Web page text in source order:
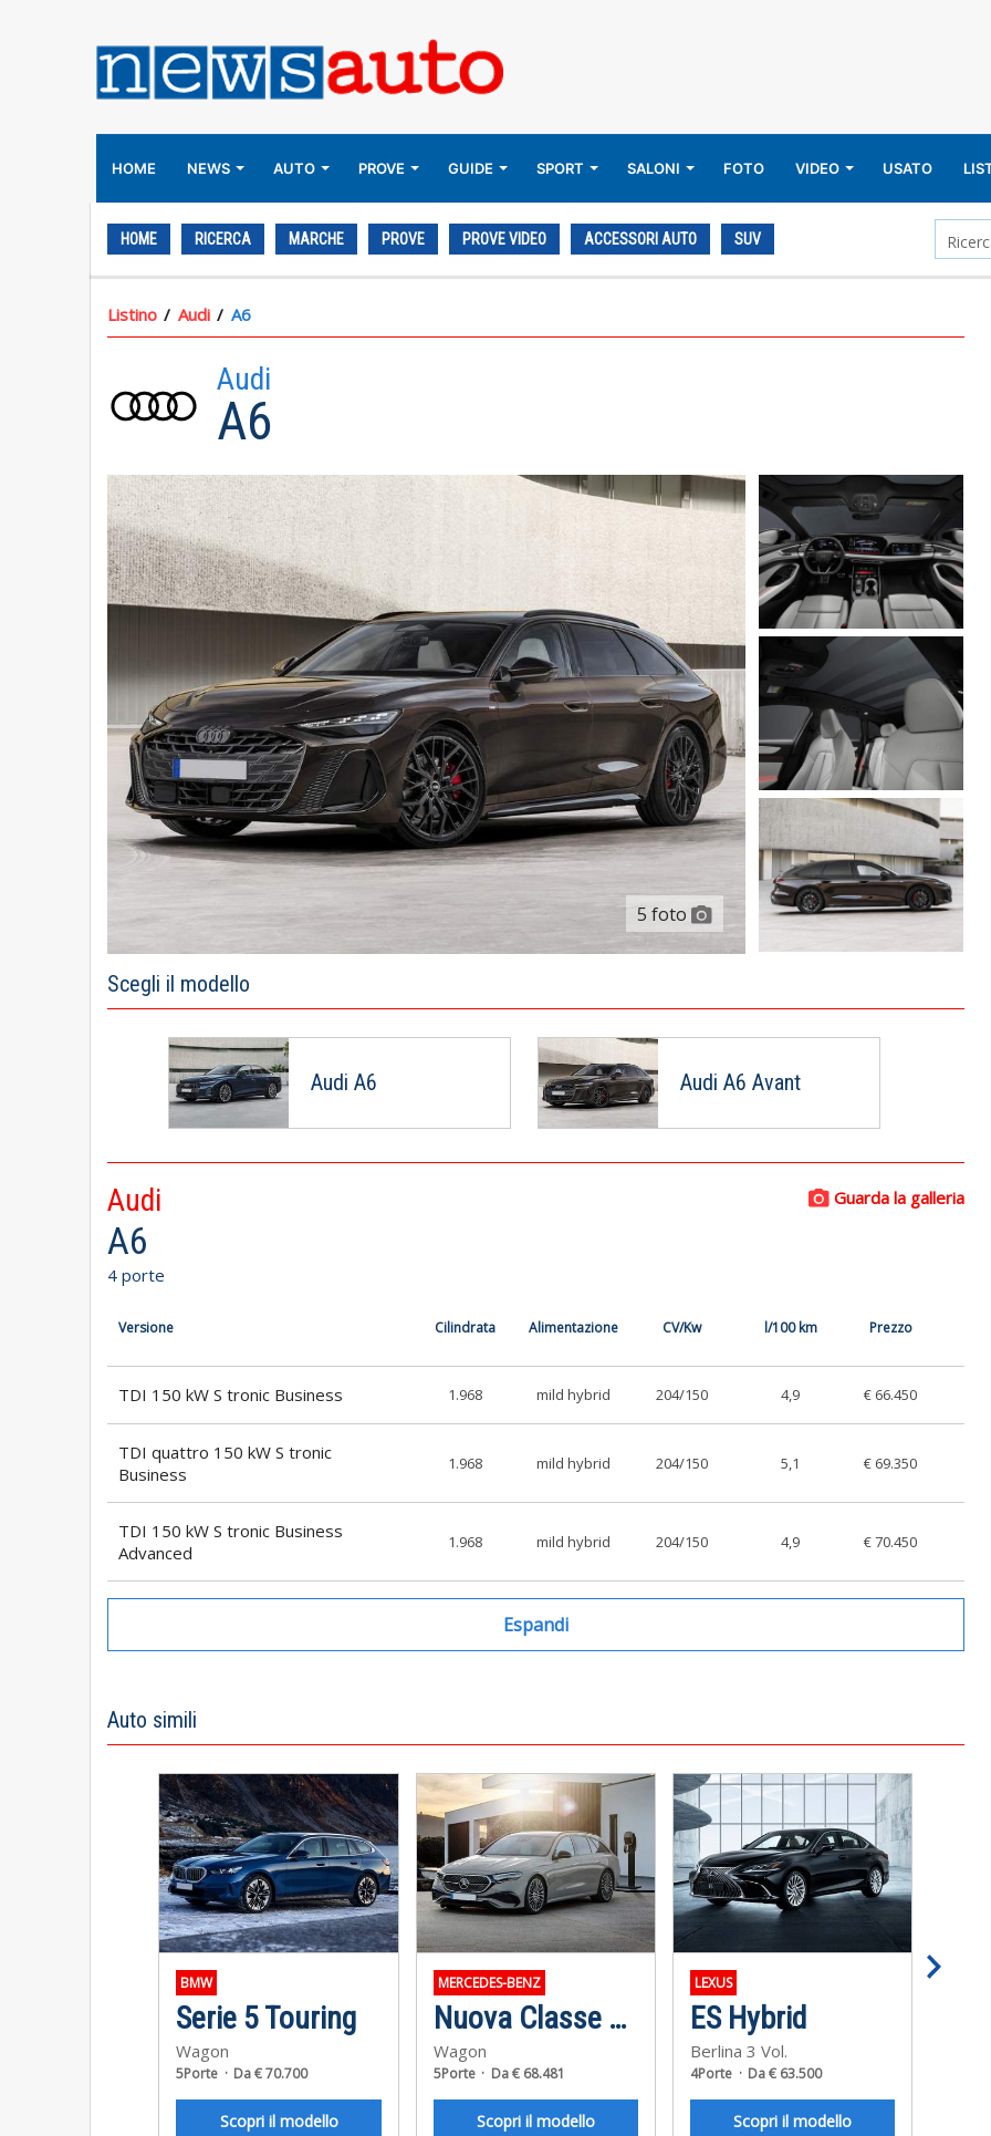
HOME NEWS AUTO PROVE GUIDE SPORT SALONI FOTO VIDEO USATO
HOME RICERCA MARCHE PROVE PROVE VIDEO ACCESSORI AUTO SUV
Listino Audi A6
Audi
A6
5 foto
Scegli il modello
Audi A6 Audi A6 Avant
Audi
A6
4 porte
Guarda la galleria
Versione Cilindrata Alimentazione CV/Kw l/100 km Prezzo
TDI 150 kW S tronic Business 1.968 mild hybrid 204/150 4,9 € 66.450
TDI quattro 150 kW S tronic
Business
1.968 mild hybrid 204/150 5,1 € 69.350
TDI 150 kW S tronic Business
Advanced
1.968 mild hybrid 204/150 4,9 € 70.450
Espandi
Auto simili
BMW
Serie 5 Touring
Wagon
5Porte Da € 70.700
Scopri il modello
MERCEDES-BENZ
Nuova Classe E Station Wagon
Wagon
5Porte Da € 68.481
Scopri il modello
LEXUS
ES Hybrid
Berlina 3 Vol.
4Porte Da € 63.500
Scopri il modello